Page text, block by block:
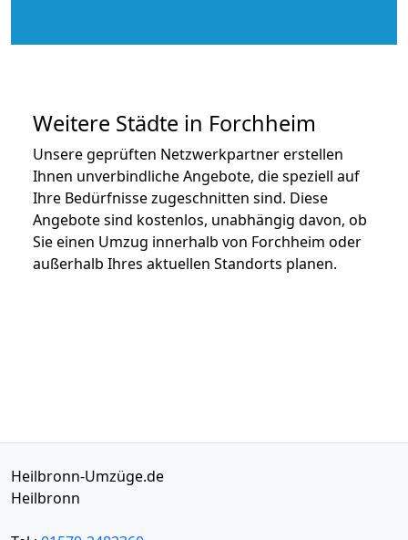
Weitere Städte in Forchheim
Unsere geprüften Netzwerkpartner erstellen
Ihnen unverbindliche Angebote, die speziell auf
Ihre Bedürfnisse zugeschnitten sind. Diese
Angebote sind kostenlos, unabhängig davon, ob
Sie einen Umzug innerhalb von Forchheim oder
außerhalb Ihres aktuellen Standorts planen.
Heilbronn-Umzüge.de
Heilbronn